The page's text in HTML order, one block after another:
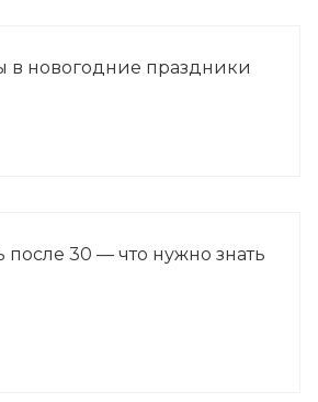
в новогодние праздники
после 30 — что нужно знать